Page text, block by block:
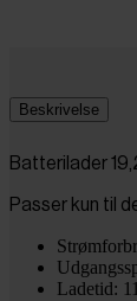
Beskrivelse
Batterilader
Passer kun til
Ladetid: